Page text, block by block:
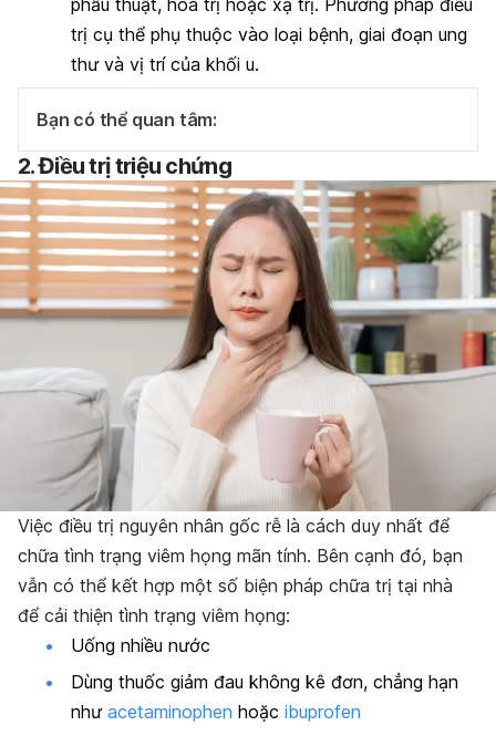
phẫu thuật, hóa trị hoặc xạ trị. Phương pháp điều
trị cụ thể phụ thuộc vào loại bệnh, giai đoạn ung
thư và vị trí của khối u.
Bạn có thể quan tâm:
2. Điều trị triệu chứng
Việc điều trị nguyên nhân gốc rễ là cách duy nhất để
chữa tình trạng viêm họng mãn tính. Bên cạnh đó, bạn
vẫn có thể kết hợp một số biện pháp chữa trị tại nhà
để cải thiện tình trạng viêm họng:
Uống nhiều nước
Dùng thuốc giảm đau không kê đơn, chẳng hạn
như acetaminophen hoặc ibuprofen